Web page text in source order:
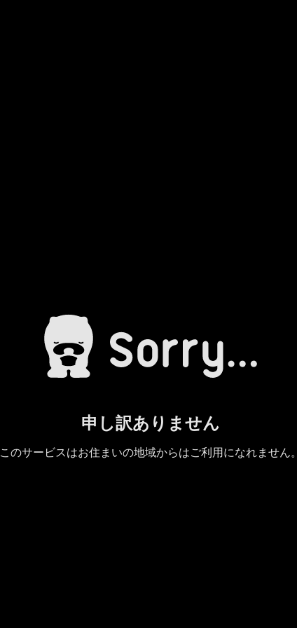
申し訳ありません
このサービスはお住まいの地域からはご利用になれません。